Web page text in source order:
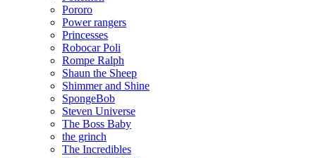
Pororo
Power rangers
Princesses
Robocar Poli
Rompe Ralph
Shaun the Sheep
Shimmer and Shine
SpongeBob
Steven Universe
The Boss Baby
the grinch
The Incredibles